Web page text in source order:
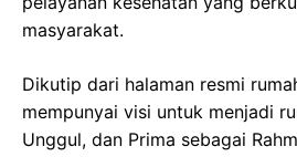
masyarakat.
Dikutip dari halaman resmi
mempunyai visi untuk menjadi
Unggul, dan Prima sebagai